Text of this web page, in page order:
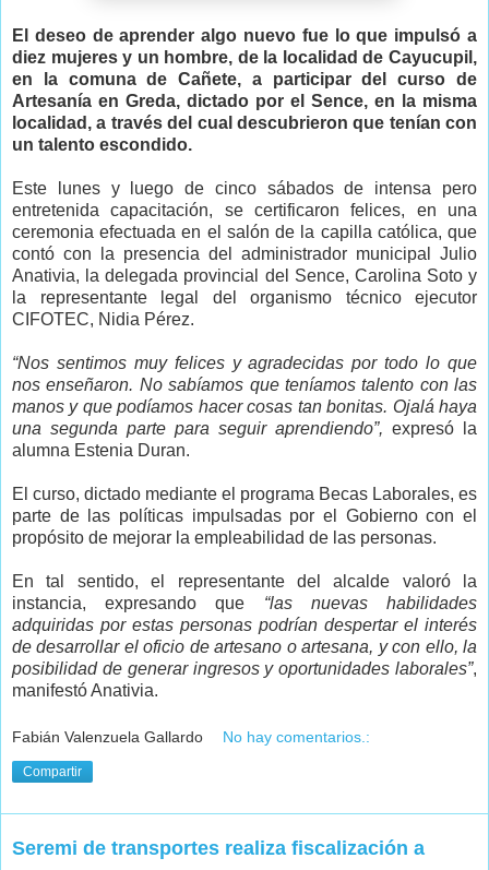
El deseo de aprender algo nuevo fue lo que impulsó a
diez mujeres y un hombre, de la localidad de Cayucupil,
en la comuna de Cañete, a participar del curso de
Artesanía en Greda, dictado por el Sence, en la misma
localidad, a través del cual descubrieron que tenían con
un talento escondido.
Este lunes y luego de cinco sábados de intensa pero
entretenida capacitación, se certificaron felices, en una
ceremonia efectuada en el salón de la capilla católica, que
contó con la presencia del administrador municipal Julio
Anativia, la delegada provincial del Sence, Carolina Soto y
la representante legal del organismo técnico ejecutor
CIFOTEC, Nidia Pérez.
“Nos sentimos muy felices y agradecidas por todo lo que
nos enseñaron. No sabíamos que teníamos talento con las
manos y que podíamos hacer cosas tan bonitas. Ojalá haya
una segunda parte para seguir aprendiendo”, expresó la
alumna Estenia Duran.
El curso, dictado mediante el programa Becas Laborales, es
parte de las políticas impulsadas por el Gobierno con el
propósito de mejorar la empleabilidad de las personas.
En tal sentido, el representante del alcalde valoró la
instancia, expresando que “las nuevas habilidades
adquiridas por estas personas podrían despertar el interés
de desarrollar el oficio de artesano o artesana, y con ello, la
posibilidad de generar ingresos y oportunidades laborales”,
manifestó Anativia.
Fabián Valenzuela Gallardo No hay comentarios.:
Compartir
Seremi de transportes realiza fiscalización a